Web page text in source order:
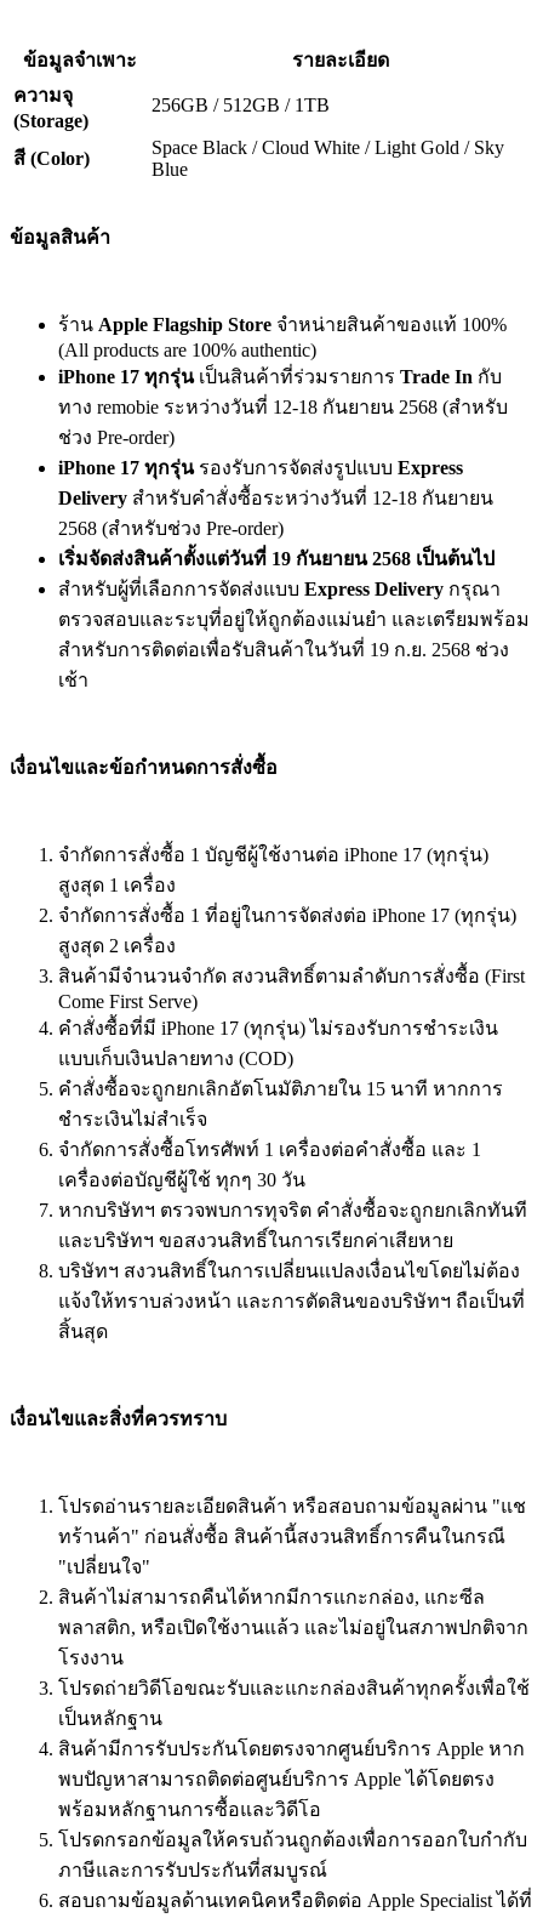
ข้อมูลจำเพาะ
รายละเอียด
ความจุ
(Storage)
256GB / 512GB / 1TB
สี (Color)
Space Black / Cloud White / Light Gold / Sky
Blue
ข้อมูลสินค้า
ร้าน Apple Flagship Store จำหน่ายสินค้าของแท้ 100%
(All products are 100% authentic)
iPhone 17 ทุกรุ่นเป็นสินค้าที่ร่วมรายการ Trade In กับ
ทาง remobie ระหว่างวันที่ 12-18 กันยายน 2568 (สำหรับ
ช่วง Pre-order)
iPhone 17 ทุกรุ่นรองรับการจัดส่งรูปแบบ Express
Delivery สำหรับคำสั่งซื้อระหว่างวันที่ 12-18 กันยายน
2568 (สำหรับช่วง Pre-order)
เริ่มจัดส่งสินค้าตั้งแต่วันที่ 19 กันยายน 2568 เป็นต้นไป
สำหรับผู้ที่เลือกการจัดส่งแบบ Express Delivery กรุณา
ตรวจสอบและระบุที่อยู่ให้ถูกต้องแม่นยำ และเตรียมพร้อม
สำหรับการติดต่อเพื่อรับสินค้าในวันที่ 19 ก.ย. 2568 ช่วง
เช้า
เงื่อนไขและข้อกำหนดการสั่งซื้อ
จำกัดการสั่งซื้อ 1 บัญชีผู้ใช้งานต่อ iPhone 17 (ทุกรุ่น)
สูงสุด 1 เครื่อง
จำกัดการสั่งซื้อ 1 ที่อยู่ในการจัดส่งต่อ iPhone 17 (ทุกรุ่น)
สูงสุด 2 เครื่อง
สินค้ามีจำนวนจำกัด สงวนสิทธิ์ตามลำดับการสั่งซื้อ (First
Come First Serve)
คำสั่งซื้อที่มี iPhone 17 (ทุกรุ่น) ไม่รองรับการชำระเงิน
แบบเก็บเงินปลายทาง (COD)
คำสั่งซื้อจะถูกยกเลิกอัตโนมัติภายใน 15 นาที หากการ
ชำระเงินไม่สำเร็จ
จำกัดการสั่งซื้อโทรศัพท์ 1 เครื่องต่อคำสั่งซื้อ และ 1
เครื่องต่อบัญชีผู้ใช้ ทุกๆ 30 วัน
หากบริษัทฯ ตรวจพบการทุจริต คำสั่งซื้อจะถูกยกเลิกทันที
และบริษัทฯ ขอสงวนสิทธิ์ในการเรียกค่าเสียหาย
บริษัทฯ สงวนสิทธิ์ในการเปลี่ยนแปลงเงื่อนไขโดยไม่ต้อง
แจ้งให้ทราบล่วงหน้า และการตัดสินของบริษัทฯ ถือเป็นที่
สิ้นสุด
เงื่อนไขและสิ่งที่ควรทราบ
โปรดอ่านรายละเอียดสินค้า หรือสอบถามข้อมูลผ่าน "แช
ทร้านค้า" ก่อนสั่งซื้อ สินค้านี้สงวนสิทธิ์การคืนในกรณี
"เปลี่ยนใจ"
สินค้าไม่สามารถคืนได้หากมีการแกะกล่อง, แกะซีล
พลาสติก, หรือเปิดใช้งานแล้ว และไม่อยู่ในสภาพปกติจาก
โรงงาน
โปรดถ่ายวิดีโอขณะรับและแกะกล่องสินค้าทุกครั้งเพื่อใช้
เป็นหลักฐาน
สินค้ามีการรับประกันโดยตรงจากศูนย์บริการ Apple หาก
พบปัญหาสามารถติดต่อศูนย์บริการ Apple ได้โดยตรง
พร้อมหลักฐานการซื้อและวิดีโอ
โปรดกรอกข้อมูลให้ครบถ้วนถูกต้องเพื่อการออกใบกำกับ
ภาษีและการรับประกันที่สมบูรณ์
สอบถามข้อมูลด้านเทคนิคหรือติดต่อ Apple Specialist ได้ที่